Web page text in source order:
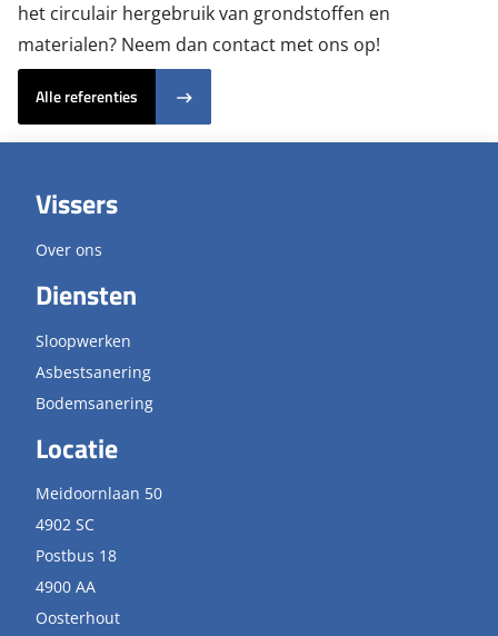
het circulair hergebruik van grondstoffen en
materialen? Neem dan contact met ons op!
Alle referenties
Vissers
Over ons
Diensten
Sloopwerken
Asbestsanering
Bodemsanering
Locatie
Meidoornlaan 50
4902 SC
Postbus 18
4900 AA
Oosterhout